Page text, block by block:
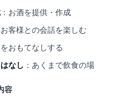
：お酒を提供・作成
お客様との会話を楽しむ
おもてなしする
なし ：あくまで飲食の場
容